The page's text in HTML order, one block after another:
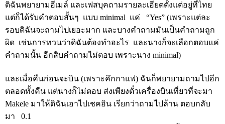
ดิฉันพยายามอีเมล์ และเฟสบุคถามรายละเอียดตั้งแต่อยู่ที่ไทย
แต่ก็ได้รับคำตอบสั้นๆ แบบ minimal แค่ “Yes” (เพราะแต่ละ
รอบดิฉันจะถามไปเยอะมาก และบางคำถามมันเป็นคำถามถูก
ผิด เช่นการทวนว่าดิฉันต้องทำอะไร และนางก็จะเลือกตอบแค่
คำถามนั้น อีกสิบคำถามไม่ตอบ เพราะนาง minimal)
และเมื่อคืนก่อนจะบิน (เพราะคึกกาแฟ) ฉันก็พยายามถามไปอีก
ตลอดทั้งคืน แต่นางก็ไม่ตอบ ส่งเพียงตั๋วเครื่องบินเที่ยวที่จะมา
Makele มาให้ดิฉันเอาไปเชคอิน เรียกว่าถามไปล้าน ตอบกลับ
มา 0.1